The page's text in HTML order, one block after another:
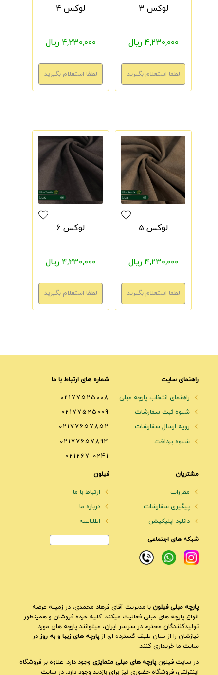
لوکس 3
4,230,000 ریال
لوکس 4
4,230,000 ریال
لوکس 5
4,230,000 ریال
لوکس 6
4,230,000 ریال
راهنمای سایت
راهنمای انتخاب پارچه مبلی
شیوه ثبت سفارشات
رویه ارسال سفارشات
شیوه پرداخت
شماره های ارتباط با ما
02177525008
02177525009
02177657852
02177657894
02126710241
مشتریان
مقررات
پیگیری سفارشات
دانلود اپلیکیشن
فیلون
ارتباط با ما
درباره ما
اطلـاعیه
شبکه های اجتماعی
پارچه مبلی فیلون با مدیریت آقای فرهاد محمدی، در زمینه عرضه
انواع پارچه های مبلی فعالیت میکند. کلیه خرده فروشان و همینطور
تولیدکنندگان محترم در سراسر ایران، میتوانند پارچه های مورد
نیازشان را از میان طیف گسترده ای ازپارچه های زیبا و به روز در
سایت ما خریداری کنند.
در سایت فیلونپارچه های مبلی متمایزی وجود دارد. علاوه بر فروشگاه
اینترنتی، فروشگاه حضوری نیز برای بازدید وجود دارد. در سایت